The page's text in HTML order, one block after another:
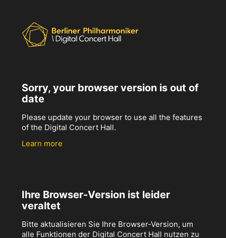
Sorry, your browser version is out of
date
Please update your browser to use all the features
of the Digital Concert Hall.
Learn more
Ihre Browser-Version ist leider
veraltet
Bitte aktualisieren Sie Ihre Browser-Version, um
alle Funktionen der Digital Concert Hall nutzen zu